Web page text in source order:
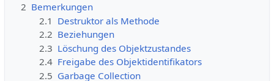
2 Bemerkungen
2.1 Destruktor als Methode
2.2 Beziehungen
2.3 Löschung des Objektzustandes
2.4 Freigabe des Objektidentifikators
2.5 Garbage Collection